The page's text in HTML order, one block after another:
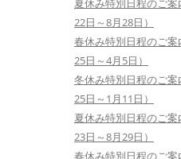
夏休み特別日程のご
22日～8月28日）
春休み特別日程のご
25日～4月5日）
冬休み特別日程のご
25日～1月11日）
夏休み特別日程のご
23日～8月29日）
春休み特別日程のご